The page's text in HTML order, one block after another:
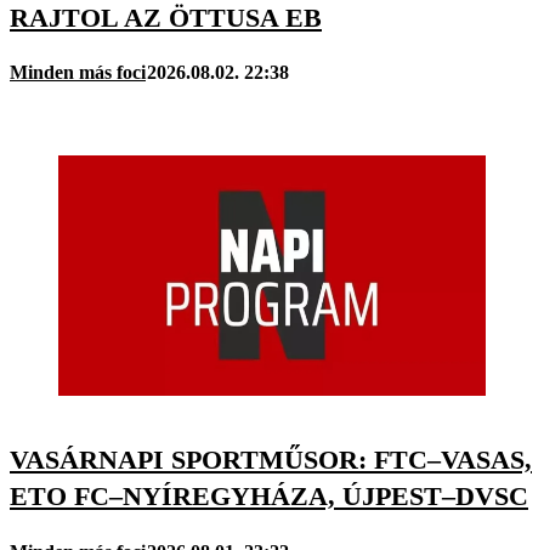
RAJTOL AZ ÖTTUSA EB
Minden más foci2026.08.02. 22:38
VASÁRNAPI SPORTMŰSOR: FTC–VASAS,
ETO FC–NYÍREGYHÁZA, ÚJPEST–DVSC